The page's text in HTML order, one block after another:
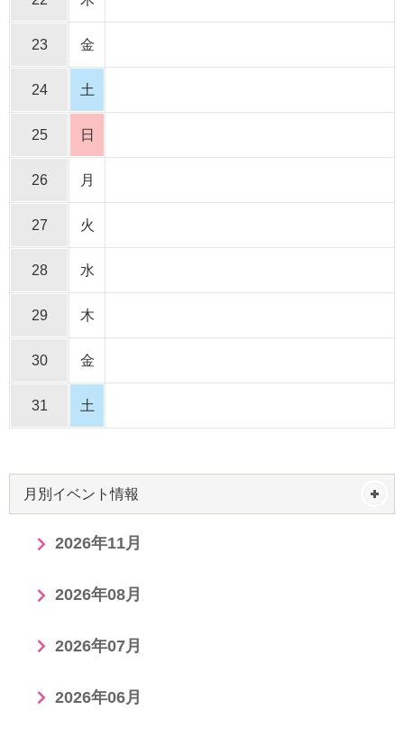
23 金
24 土
25 日
26 月
27 火
28 水
29 木
30 金
31 土
月別イベント情報
2026年11月
2026年08月
2026年07月
2026年06月